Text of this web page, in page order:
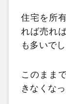
住宅を所
れば売れ
も多いでし
このまま
きなくな